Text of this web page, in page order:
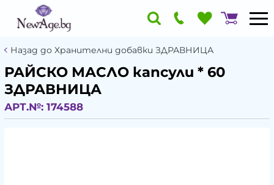
Назад до Хранителни добавки ЗДРАВНИЦА
РАЙСКО МАСЛО капсули * 60
ЗДРАВНИЦА
АРТ.№: 174588